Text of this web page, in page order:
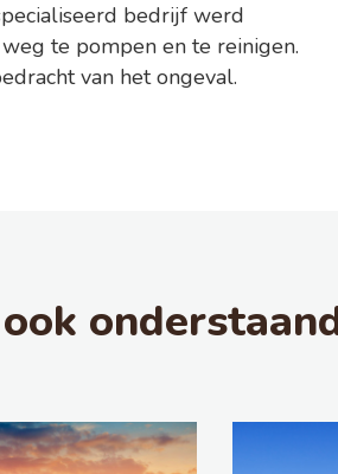
bedrijf werd
te pompen en te reinigen.
van het ongeval.